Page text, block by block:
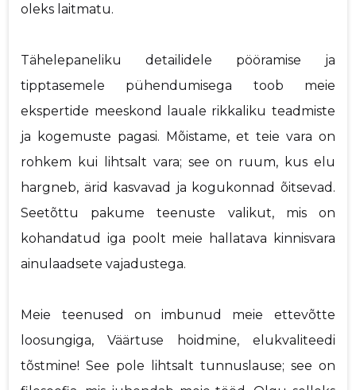
oleks laitmatu.
Tähelepaneliku detailidele pööramise ja
tipptasemele pühendumisega toob meie
ekspertide meeskond lauale rikkaliku teadmiste
ja kogemuste pagasi. Mõistame, et teie vara on
rohkem kui lihtsalt vara; see on ruum, kus elu
hargneb, ärid kasvavad ja kogukonnad õitsevad.
Seetõttu pakume teenuste valikut, mis on
kohandatud iga poolt meie hallatava kinnisvara
ainulaadsete vajadustega.
Meie teenused on imbunud meie ettevõtte
loosungiga, Väärtuse hoidmine, elukvaliteedi
tõstmine! See pole lihtsalt tunnuslause; see on